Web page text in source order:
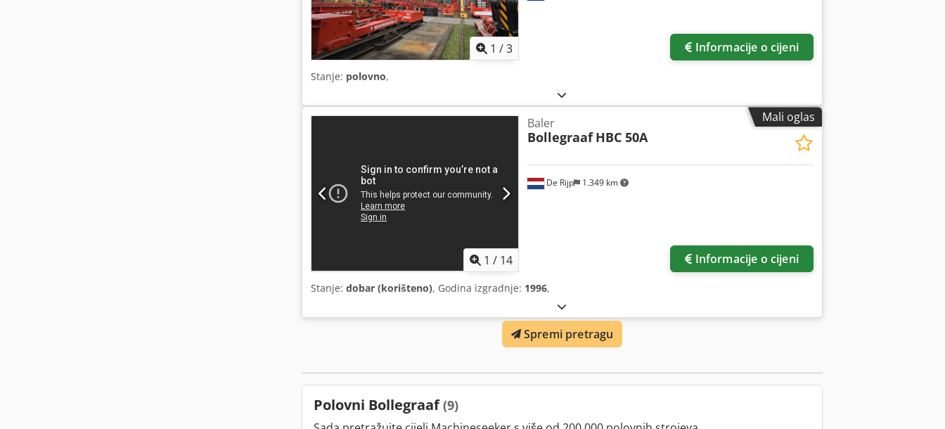
1 /3 Informacije o cijeni
Stanje: polovno,
Mali oglas
1 / 14
De Rijp 1.349 km
Baler
Bollegraaf HBC 50A
Informacije o cijeni
Stanje: dobar (korišteno), Godina izgradnje: 1996,
Spremi pretragu
Polovni Bollegraaf(9)